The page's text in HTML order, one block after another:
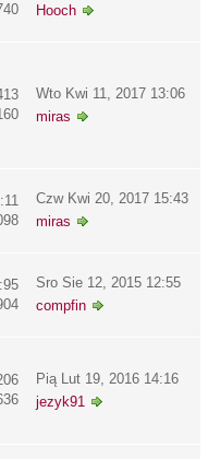
Hooch
Wto Kwi 11, 2017 13:06
miras
Czw Kwi 20, 2017 15:43
miras
Sro Sie 12, 2015 12:55
compfin
Pią Lut 19, 2016 14:16
jezyk91